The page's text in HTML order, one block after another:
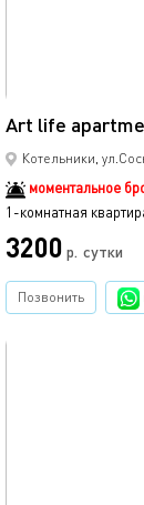
Art life
Котельники,
моментальное
1-комнатная
3200 р. сутки
Позвонить